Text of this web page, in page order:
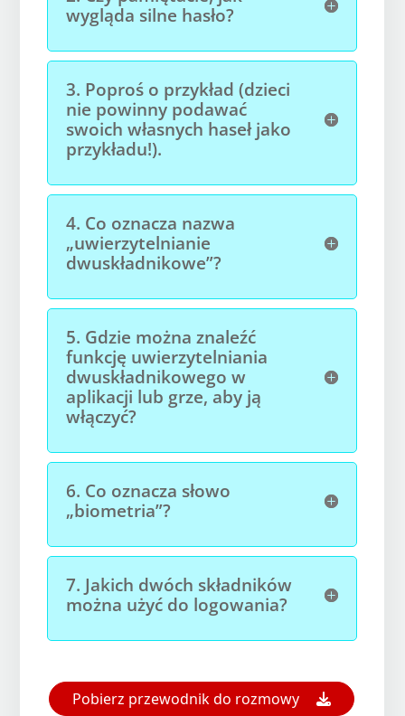
wygląda silne hasło?
3. Poproś o przykład (dzieci
nie powinny podawać
swoich własnych haseł jako
przykładu!).
4. Co oznacza nazwa
„uwierzytelnianie
dwuskładnikowe”?
5. Gdzie można znaleźć
funkcję uwierzytelniania
dwuskładnikowego w
aplikacji lub grze, aby ją
włączyć?
6. Co oznacza słowo
„biometria”?
7. Jakich dwóch składników
można użyć do logowania?
Pobierz przewodnik do rozmowy
Open On A New Tab